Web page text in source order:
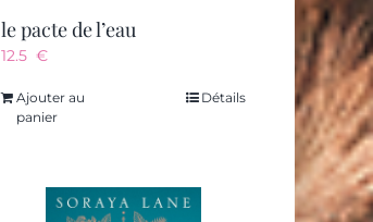
le pacte de l’eau
12.5 €
Ajouter au
panier
Détails